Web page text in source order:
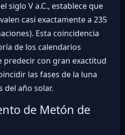
siglo V a.C., establece que
casi exactamente a 235
Esta coincidencia
de los calendarios
predecir con gran exactitud
las fases de la luna
del año solar.
de Metón de